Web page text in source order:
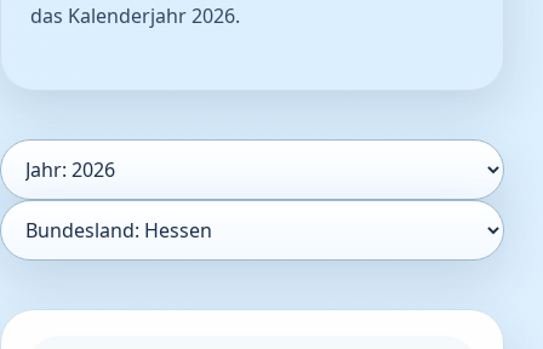
das Kalenderjahr 2026.
Kalenderjahr
Bundesland